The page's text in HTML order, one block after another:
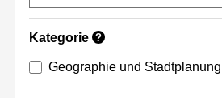
Kategorie ?
Geographie und Stadtplanung